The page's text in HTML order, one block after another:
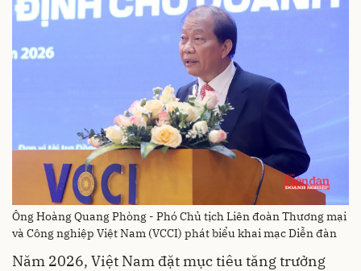
Ông Hoàng Quang Phòng - Phó Chủ tịch Liên đoàn Thương mại
và Công nghiệp Việt Nam (VCCI) phát biểu khai mạc Diễn đàn
Năm 2026, Việt Nam đặt mục tiêu tăng trưởng